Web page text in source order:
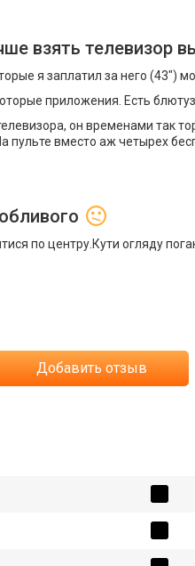
взять телевизор
я заплатил за него (43")
приложения. Есть
он временами так
пульте вместо аж четырех
по центру.Кути огляду
Добавить отзыв